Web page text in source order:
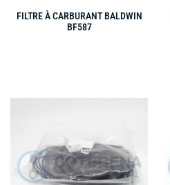
FILTRE À CARBURANT BALDWIN
BF587